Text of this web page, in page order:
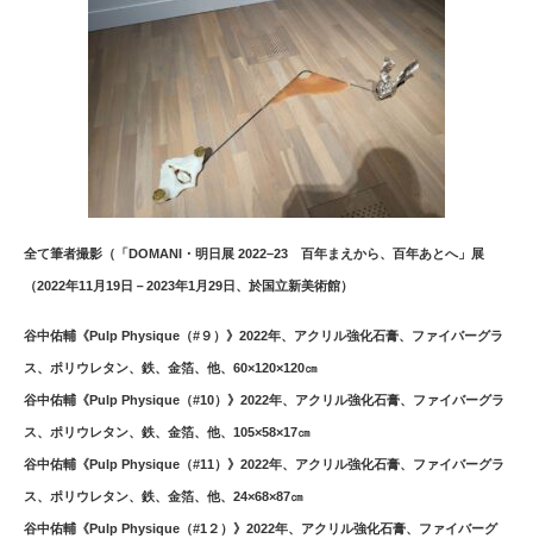
全て筆者撮影（「DOMANI・明日展 2022–23 百年まえから、百年あとへ」展
（2022年11月19日－2023年1月29日、於国立新美術館）
谷中佑輔《Pulp Physique（#９）》2022年、アクリル強化石膏、ファイバーグラ
ス、ポリウレタン、鉄、金箔、他、60×120×120㎝
谷中佑輔《Pulp Physique（#10）》2022年、アクリル強化石膏、ファイバーグラ
ス、ポリウレタン、鉄、金箔、他、105×58×17㎝
谷中佑輔《Pulp Physique（#11）》2022年、アクリル強化石膏、ファイバーグラ
ス、ポリウレタン、鉄、金箔、他、24×68×87㎝
谷中佑輔《Pulp Physique（#1２）》2022年、アクリル強化石膏、ファイバーグ